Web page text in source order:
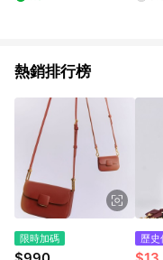
熱銷排行榜
限時加碼 歷史